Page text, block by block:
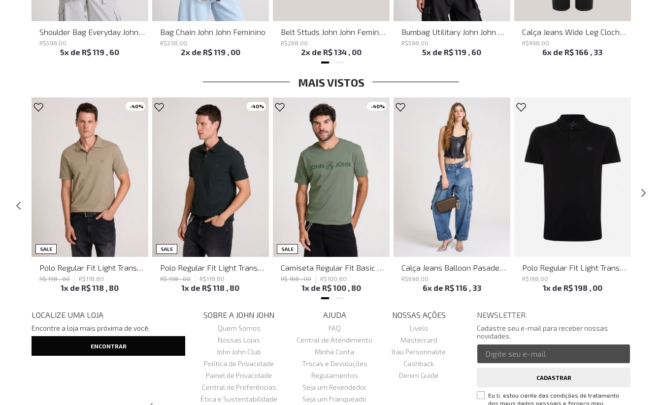
Shoulder Bag Everyday John John Feminina
R$598 00
5x de R$119 , 60
Bag Chain John John Feminino
R$238 00
2x de R$119 , 00
Belt Sttuds John John Feminino
R$268 00
2x de R$134 , 00
Bumbag Utilitary John John Feminina
R$598 00
5x de R$119 , 60
Calça Jeans Wide Leg Clochard Cargo Black John John Feminina
R$998 00
6x de R$166 , 33
MAIS VISTOS
-40%
SALE
R$198,00 R$118 80
1x de R$118 , 80
-40%
SALE
R$198,00 R$118 80
1x de R$118 , 80
-40%
SALE
R$168,00 R$100 80
1x de R$100 , 80
R$698 00
6x de R$116 , 33
R$198 00
1x de R$198 , 00
LOCALIZE UMA LOJA
Encontre a loja mais próxima de você:
SOBRE A JOHN JOHN
Quem Somos
Nossas Lojas
John John Club
Política de Privacidade
Painel de Privacidade
Central de Preferências
Ética e Sustentabilidade
AJUDA
FAQ
Central de Atendimento
Minha Conta
Trocas e Devoluções
Regulamentos
Seja um Revendedor
Seja um Franqueado
NOSSAS AÇÕES
Livelo
Mastercard
Itau Personnalite
Cashback
Denim Guide
NEWSLETTER
Cadastre seu e-mail para receber nossas
novidades.
CADASTRAR
Eu li, estou ciente das condições de tratamento
dos meus dados pessoais e forneço meu